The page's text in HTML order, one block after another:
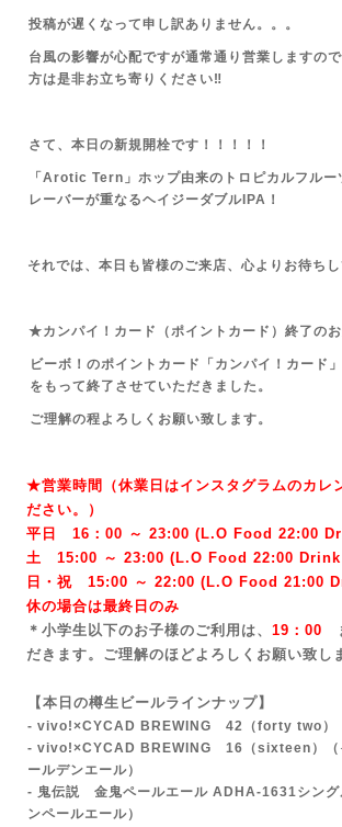
投稿が遅くなって申し訳ありません。。。
台風の影響が心配ですが通常通り営業しますの
方は是非お立ち寄りください‼
さて、本日の新規開栓です！！！！！
「Arotic Tern」ホップ由来のトロピカルフルー
レーバーが重なるヘイジーダブルIPA！
それでは、本日も皆様のご来店、心よりお待ち
★カンパイ！カード（ポイントカード）終了の
ビーボ！のポイントカード「カンパイ！カード
をもって終了させていただきました。
ご理解の程よろしくお願い致します。
★営業時間（休業日はインスタグラムのカレ
ださい。）
平日 16：00 ～ 23:00 (L.O Food 22:00
土 15:00 ～ 23:00 ( L.O Food 22:00
日・祝 15:00 ～ 22:00 ( L.O Food 21:00
休の場合は最終日のみ
＊小学生以下のお子様のご利用は、 19：00
だきます。ご理解のほどよろしくお願い致し
【本日の樽生ビールラインナップ】
- vivo!×CYCAD BREWING 42（forty two）
- vivo!×CYCAD BREWING 16（sixteen）（
ールデンエール）
- 鬼伝説 金鬼ペールエール ADHA-1631シン
ンペールエール）